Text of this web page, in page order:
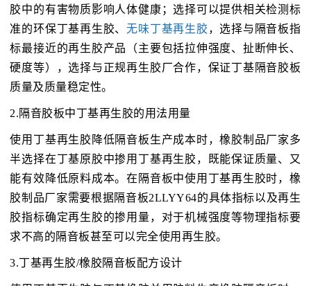
胶中的有害物质影响人体健康；选择可以提供相关检测标
准的环保丁基再生胶、无味丁基再生胶，选择与隔音板指
标最接近的再生胶产品（主要包括拉伸强度、扯断伸长、
硬度等），选择与正规再生胶厂合作，保证丁基隔音胶板
质量及质量稳定性。
2.隔音胶板中丁基再生胶的用法用量
使用丁基再生胶降低隔音板生产成本时，橡胶制品厂家多
半选择在丁基原胶中掺用丁基再生胶，既能保证质量、又
能有效降低原料成本。在隔音板中使用丁基再生胶时，橡
胶制品厂家需要根据隔音板2LLYY64的具体指标以及再生
胶指标确定再生胶的掺用量，对于机械强度等物理指标要
求不高的隔音板甚至可以完全使用再生胶。
3.丁基再生胶/橡胶隔音板配方设计